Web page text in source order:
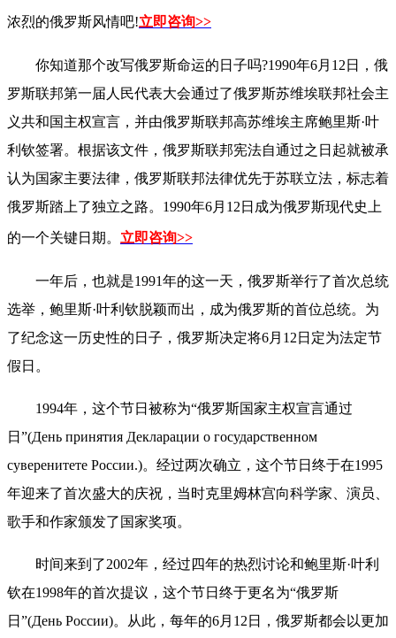
浓烈的俄罗斯风情吧!立即咨询>>
你知道那个改写俄罗斯命运的日子吗?1990年6月12日，俄
罗斯联邦第一届人民代表大会通过了俄罗斯苏维埃联邦社会主
义共和国主权宣言，并由俄罗斯联邦高苏维埃主席鲍里斯·叶
利钦签署。根据该文件，俄罗斯联邦宪法自通过之日起就被承
认为国家主要法律，俄罗斯联邦法律优先于苏联立法，标志着
俄罗斯踏上了独立之路。1990年6月12日成为俄罗斯现代史上
的一个关键日期。 立即咨询>>
一年后，也就是1991年的这一天，俄罗斯举行了首次总统
选举，鲍里斯·叶利钦脱颖而出，成为俄罗斯的首位总统。为
了纪念这一历史性的日子，俄罗斯决定将6月12日定为法定节
假日。
1994年，这个节日被称为“俄罗斯国家主权宣言通过
日”(День принятия Декларации о государственном
суверенитете России.)。经过两次确立，这个节日终于在1995
年迎来了首次盛大的庆祝，当时克里姆林宫向科学家、演员、
歌手和作家颁发了国家奖项。
时间来到了2002年，经过四年的热烈讨论和鲍里斯·叶利
钦在1998年的首次提议，这个节日终于更名为“俄罗斯
日”(День России)。从此，每年的6月12日，俄罗斯都会以更加